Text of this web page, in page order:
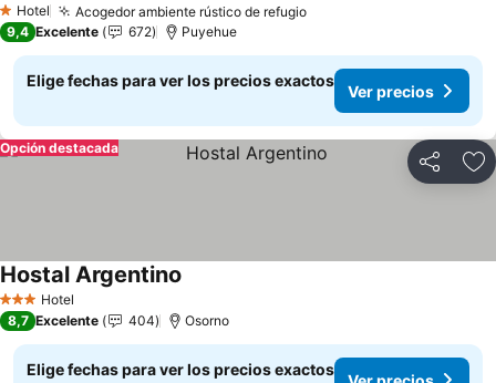
1 Estrellas
Hotel Acogedor ambiente rústico de refugioVer precios
9,4 Excelente 672 Puyehue
Elige fechas para ver los precios exactos
Ver precios
Compartir
Opción destacada
3 Estrellas
Hotel
Hostal Argentino
8,7 Excelente 404 Osorno
Elige fechas para ver los precios exactos